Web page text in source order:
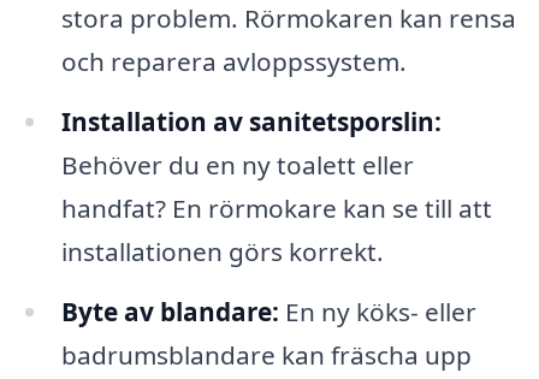
stora problem. Rörmokaren kan rensa
och reparera avloppssystem.
Installation av sanitetsporslin:
Behöver du en ny toalett eller
handfat? En rörmokare kan se till att
installationen görs korrekt.
Byte av blandare: En ny köks- eller
badrumsblandare kan fräscha upp